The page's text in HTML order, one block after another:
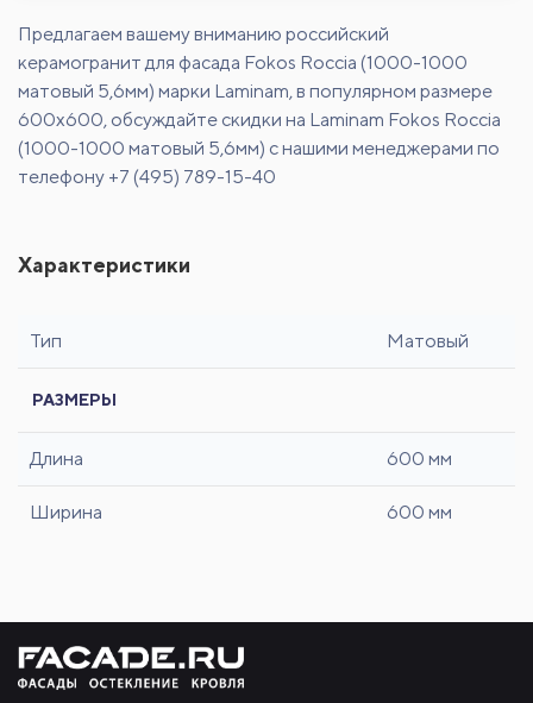
Предлагаем вашему вниманию российский
керамогранит для фасада Fokos Roccia (1000-1000
матовый 5,6мм) марки Laminam, в популярном размере
600х600, обсуждайте скидки на Laminam Fokos Roccia
(1000-1000 матовый 5,6мм) с нашими менеджерами по
телефону +7 (495) 789-15-40
Характеристики
Тип Матовый
РАЗМЕРЫ
Длина 600 мм
Ширина 600 мм